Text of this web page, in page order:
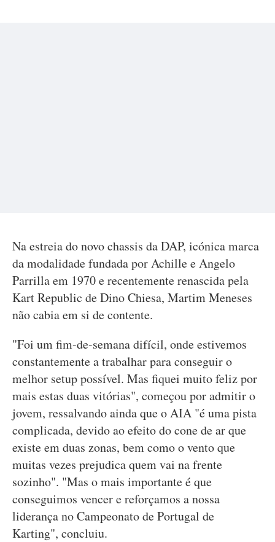
Na estreia do novo chassis da DAP, icónica marca
da modalidade fundada por Achille e Angelo
Parrilla em 1970 e recentemente renascida pela
Kart Republic de Dino Chiesa, Martim Meneses
não cabia em si de contente.
"Foi um fim-de-semana difícil, onde estivemos
constantemente a trabalhar para conseguir o
melhor setup possível. Mas fiquei muito feliz por
mais estas duas vitórias", começou por admitir o
jovem, ressalvando ainda que o AIA "é uma pista
complicada, devido ao efeito do cone de ar que
existe em duas zonas, bem como o vento que
muitas vezes prejudica quem vai na frente
sozinho". "Mas o mais importante é que
conseguimos vencer e reforçamos a nossa
liderança no Campeonato de Portugal de
Karting", concluiu.